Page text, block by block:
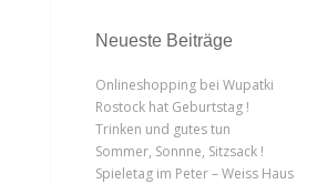
Neueste Beiträge
Onlineshopping bei Wupatki
Rostock hat Geburtstag !
Trinken und gutes tun
Sommer, Sonnne, Sitzsack !
Spieletag im Peter – Weiss Haus